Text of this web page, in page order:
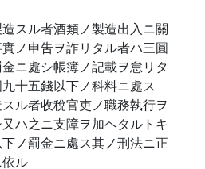
スル者酒類ノ製造出入ニ關
ノ申吿ヲ詐リタル者ハ三圓
ニ處シ帳簿ノ記載ヲ怠リタ
十五錢以下ノ科料ニ處ス
ル者收稅官吏ノ職務執行ヲ
ハ之ニ支障ヲ加ヘタルトキ
ノ罰金ニ處ス其ノ刑法ニ正
ル